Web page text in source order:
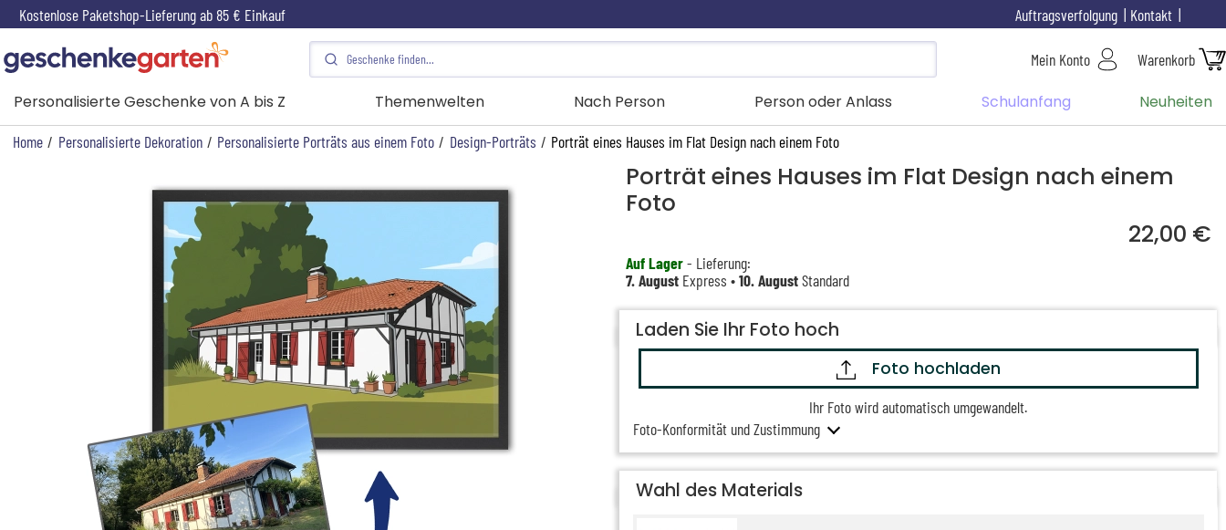
Kostenlose Paketshop-Lieferung ab 85 € Einkauf Kontakt
Auftragsverfolgung
Mein Konto Warenkorb
Personalisierte Geschenke von A bis Z Themenwelten Nach Person Person oder Anlass Schulanfang Neuheiten
Home / Personalisierte Dekoration / Personalisierte Porträts aus einem Foto / Design-Porträts / Porträt eines Hauses im Flat Design nach einem Foto
Porträt eines Hauses im Flat Design nach einem
Foto
22,00 €
Auf Lager- Lieferung:
7. AugustExpress •10. AugustStandard
Laden Sie Ihr Foto hoch
Foto hochladen
Ihr Foto wird automatisch umgewandelt.
Foto-Konformität und Zustimmung
Wahl des Materials